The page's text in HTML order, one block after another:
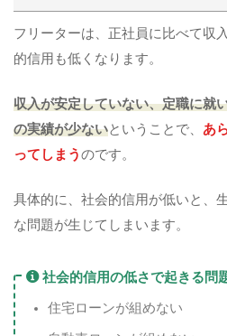
フリーターは、正社員に比べて収
的信用も低くなります。
収入が安定していない、定職に就
の実績が少ないということで、 あ
ってしまうのです。
具体的に、社会的信用が低いと、
な問題が生じてしまいます。
社会的信用の低さで起きる問
住宅ローンが組めない